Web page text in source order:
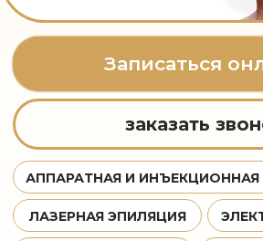
МАССАЖ И СПА
УДАЛЕНИЕ ТАТУ И ТАТУАЖА
КОРРЕКЦИЯ ФИГУРЫ
ЭЛЕКТРОЭПИЛЯЦИЯ
ЛАЗЕРНАЯ ЭПИЛЯЦИЯ
PicoSure PRO — это
лазерная система №1
в мире для удаления
Впервые в Ставропольском
крае, тот самый PicoSure
PRO:
новинка в клинике красоты